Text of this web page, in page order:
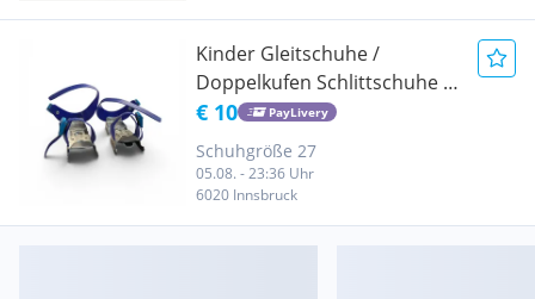
Kinder Gleitschuhe /
Doppelkufen Schlittschuhe -
verstellbar, für Anfänger
€ 10 PayLivery
Schuhgröße 27
05.08. - 23:36 Uhr
6020 Innsbruck